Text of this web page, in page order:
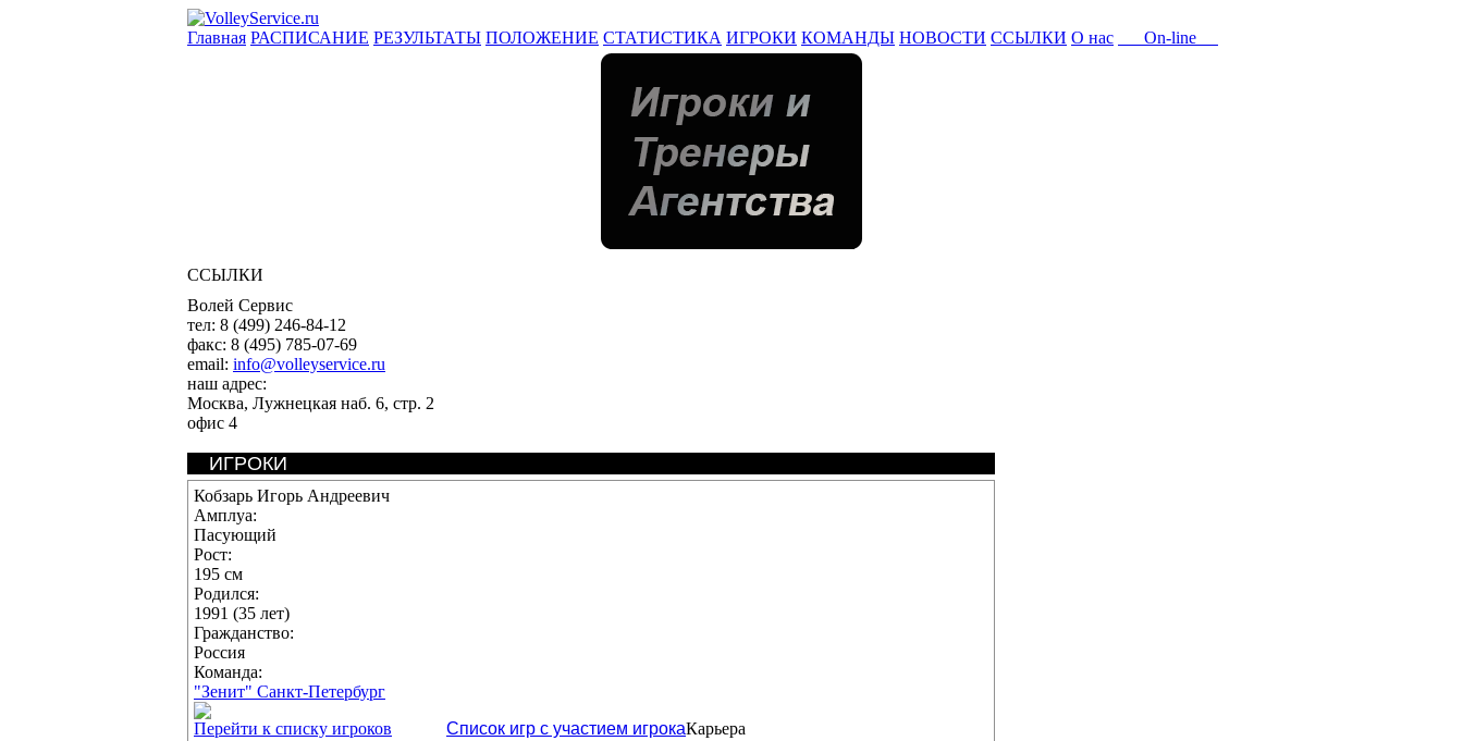
Главная РАСПИСАНИЕ РЕЗУЛЬТАТЫ ПОЛОЖЕНИЕ СТАТИСТИКА ИГРОКИ КОМАНДЫ НОВОСТИ ССЫЛКИ О нас On-line
ССЫЛКИ
Волей Сервис
тел: 8 (499) 246-84-12
факс: 8 (495) 785-07-69
email: info@volleyservice.ru
наш адрес:
Москва, Лужнецкая наб. 6, стр. 2
офис 4
ИГРОКИ
Кобзарь Игорь Андреевич
Амплуа:
Пасующий
Рост:
195 см
Родился:
1991 (35 лет)
Гражданство:
Россия
Команда:
"Зенит" Санкт-Петербург
Перейти к списку игроков
Список игр с участием игрокаКарьера